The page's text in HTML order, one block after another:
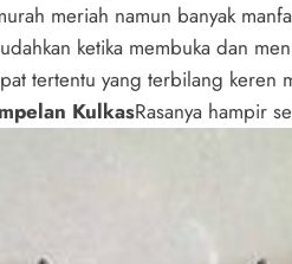
meriah namun banyak
ketika membuka dan
tertentu yang terbilang keren
KulkasRasanya hampir